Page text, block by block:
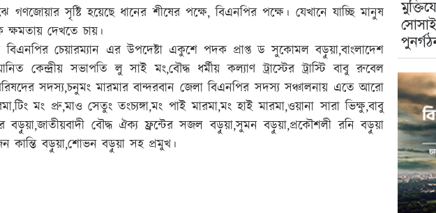
সৃষ্টি হয়েছে ধানের শীষের পক্ষে, বিএনপির পক্ষে। যেখানে যাচ্ছি মানুষ
ক্ষমতায় দেখতে চায়।
চেয়ারম্যান এর উপদেষ্টা একুশে পদক প্রাপ্ত ড সুকোমল বড়ুয়া,বাংলাদেশ
কেন্দ্রীয় সভাপতি লু সাই মং,বৌদ্ধ ধর্মীয় কল্যাণ ট্রাস্টের ট্রাস্টি বাবু রুবেল
সদস্য,চনুমং মারমার বান্দরবান জেলা বিএনপির সদস্য সঞ্চালনায় এতে আরো
মং প্রু,মাও সেতুং তংচ্যঙ্গা,মং পাই মারমা,মং হাই মারমা,ওয়ানা সারা ভিক্ষু,বাবু
বড়ুয়া,জাতীয়বাদী বৌদ্ধ ঐক্য ফ্রন্টের সজল বড়ুয়া,সুমন বড়ুয়া,প্রকৌশলী রনি বড়ুয়া
কান্তি বড়ুয়া,শোভন বড়ুয়া সহ প্রমুখ।